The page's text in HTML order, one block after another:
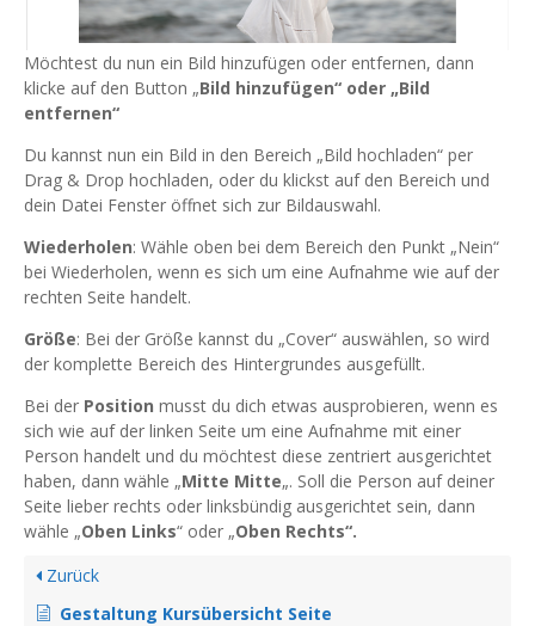
Möchtest du nun ein Bild hinzufügen oder entfernen, dann
klicke auf den Button „Bild hinzufügen“ oder „Bild
entfernen“
Du kannst nun ein Bild in den Bereich „Bild hochladen“ per
Drag & Drop hochladen, oder du klickst auf den Bereich und
dein Datei Fenster öffnet sich zur Bildauswahl.
Wiederholen: Wähle oben bei dem Bereich den Punkt „Nein“
bei Wiederholen, wenn es sich um eine Aufnahme wie auf der
rechten Seite handelt.
Größe: Bei der Größe kannst du „Cover“ auswählen, so wird
der komplette Bereich des Hintergrundes ausgefüllt.
Bei der Position musst du dich etwas ausprobieren, wenn es
sich wie auf der linken Seite um eine Aufnahme mit einer
Person handelt und du möchtest diese zentriert ausgerichtet
haben, dann wähle „Mitte Mitte„. Soll die Person auf deiner
Seite lieber rechts oder linksbündig ausgerichtet sein, dann
wähle „Oben Links“ oder „Oben Rechts“.
Zurück
Gestaltung Kursübersicht Seite